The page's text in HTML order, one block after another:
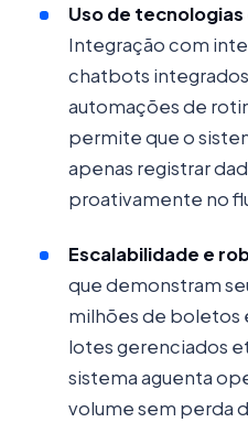
Uso de
Integração com
chatbots
automações de
permite que o
apenas registrar
proativamente no
Escalabilidade e
que demonstram
milhões de boletos
lotes gerenciados
sistema aguenta
volume sem perda